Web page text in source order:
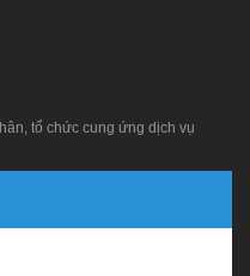
tổ chức cung ứng dịch vụ